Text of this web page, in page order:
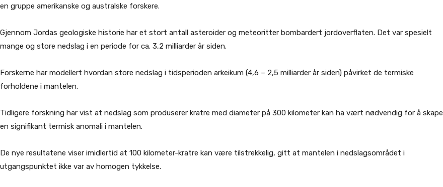
en gruppe amerikanske og australske forskere.
Gjennom Jordas geologiske historie har et stort antall asteroider og meteoritter bombardert jordoverflaten. Det var spesielt
mange og store nedslag i en periode for ca. 3,2 milliarder år siden.
Forskerne har modellert hvordan store nedslag i tidsperioden arkeikum (4,6 – 2,5 milliarder år siden) påvirket de termiske
forholdene i mantelen.
Tidligere forskning har vist at nedslag som produserer kratre med diameter på 300 kilometer kan ha vært nødvendig for å skape
en signifikant termisk anomali i mantelen.
De nye resultatene viser imidlertid at 100 kilometer-kratre kan være tilstrekkelig, gitt at mantelen i nedslagsområdet i
utgangspunktet ikke var av homogen tykkelse.